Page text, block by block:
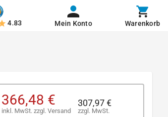
4.83 Mein Konto Warenkorb
366,48 €
inkl. MwSt. zzgl. Versand
307,97 €
zzgl. MwSt.